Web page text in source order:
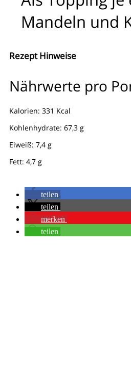
Mandeln und
Rezept Hinweise
Nährwerte pro
Kalorien: 331 Kcal
Kohlenhydrate: 67,3 g
Eiweiß: 7,4 g
Fett: 4,7 g
teilen
teilen
merken
teilen